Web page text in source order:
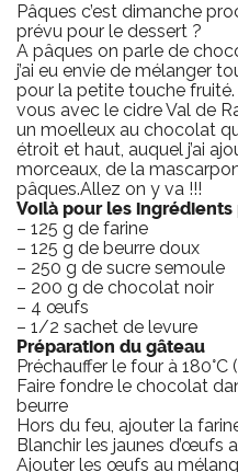
Pâques c’est dimanche
prévu pour le dessert ?
A pâques on parle de
j’ai eu envie de mélanger
pour la petite touche
vous avec le cidreVal de
un moelleux au chocolat
étroit et haut, auquel j’ai
morceaux, de la
pâques.Allez on y va !!!
Voilà pour les
– 125 g de farine
– 125 g de beurre doux
– 250 g de sucre semoule
– 200 g de chocolat noir
– 4 œufs
– 1/2 sachet de levure
Préparation du gâteau
Préchauffer le four à
Faire fondre le chocolat
beurre
Hors du feu, ajouter la
Blanchir les jaunes d’œufs
Ajouter les œufs au